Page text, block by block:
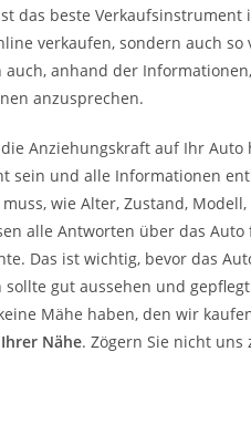
das beste
verkaufen, sondern auch so
anhand der
anzusprechen.
Anziehungskraft auf Ihr
sein und alle Informationen
wie Alter, Zustand,
alle Antworten über das
Das ist wichtig, bevor das
sollte gut aussehen und
Mähe haben, den wir
Nähe. Zögern Sie nicht